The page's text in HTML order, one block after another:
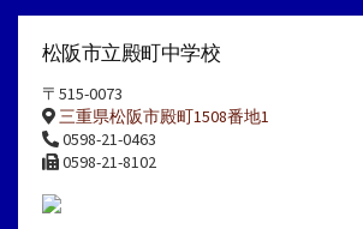
松阪市立殿町中学校
〒515-0073
三重県松阪市殿町1508番地1
0598-21-0463
0598-21-8102